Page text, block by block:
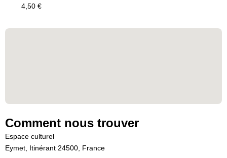
4,50 €
Comment nous trouver
Espace culturel
Eymet, Itinérant 24500, France